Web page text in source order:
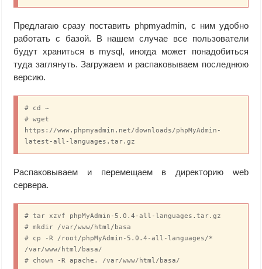
Предлагаю сразу поставить phpmyadmin, с ним удобно
работать с базой. В нашем случае все пользователи
будут храниться в mysql, иногда может понадобиться
туда заглянуть. Загружаем и распаковываем последнюю
версию.
# cd ~
# wget
https://www.phpmyadmin.net/downloads/phpMyAdmin-
latest-all-languages.tar.gz
Распаковываем и перемещаем в директорию web
сервера.
# tar xzvf phpMyAdmin-5.0.4-all-languages.tar.gz
# mkdir /var/www/html/basa
# cp -R /root/phpMyAdmin-5.0.4-all-languages/*
/var/www/html/basa/
# chown -R apache. /var/www/html/basa/